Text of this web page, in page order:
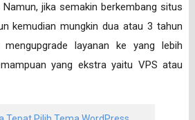
jika semakin berkembang situs
kemudian mungkin dua atau 3 tahun
layanan ke yang lebih
yang ekstra yaitu VPS atau